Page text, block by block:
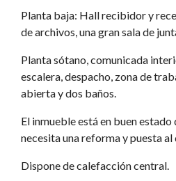
Planta baja: Hall recibidor y
de archivos, una gran sala de
Planta sótano, comunicada
escalera, despacho, zona de
abierta y dos baños.
El inmueble está en buen
necesita una reforma y puesta al
Dispone de calefacción central.